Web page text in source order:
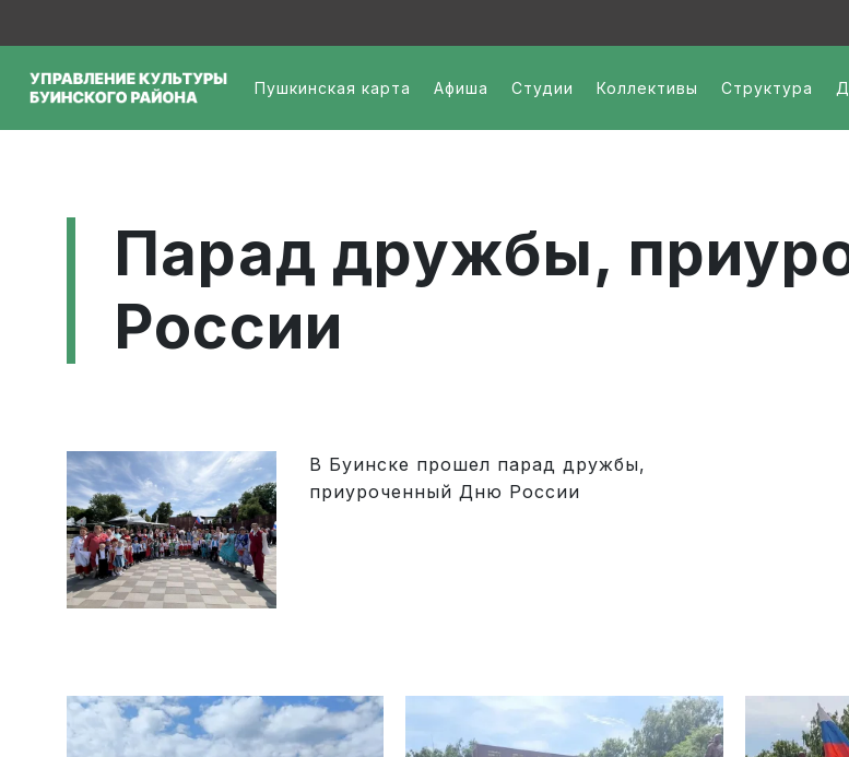
Меню - организации - ЦЕНТР КУЛЬТУРНОГО
Пушкинская карта Афиша Студии Коллективы Структура
Парад дружбы,
России
В Буинске прошел парад дружбы,
приуроченный Дню России